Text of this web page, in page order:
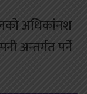
अधिकांनश
अन्तर्गत पर्ने